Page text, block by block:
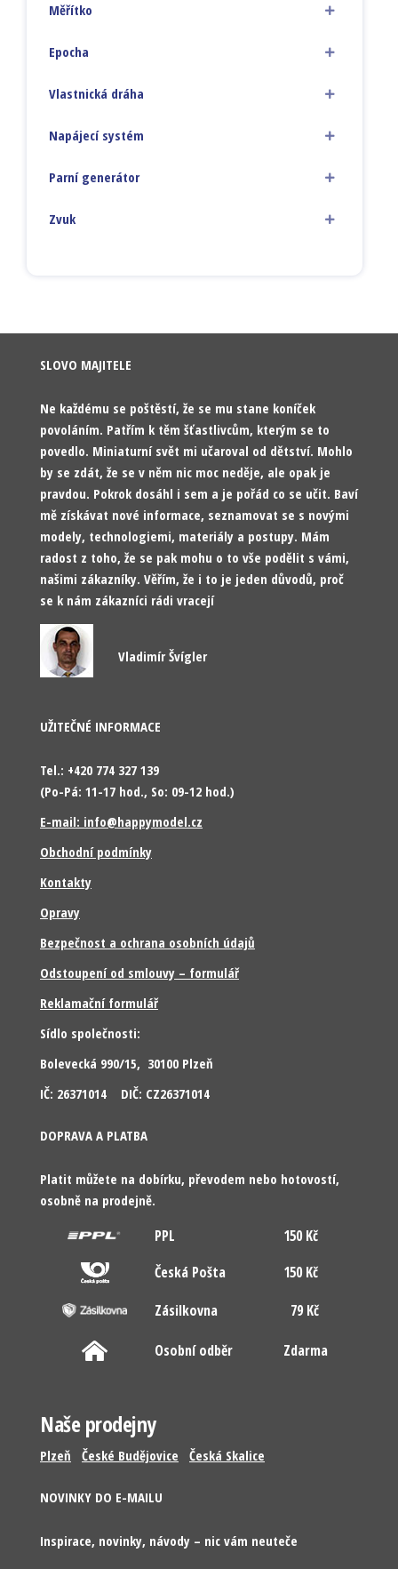
Měřítko
Epocha
Vlastnická dráha
Napájecí systém
Parní generátor
Zvuk
SLOVO MAJITELE
Ne každému se poštěstí, že se mu stane koníček
povoláním. Patřím k těm šťastlivcům, kterým se to
povedlo. Miniaturní svět mi učaroval od dětství. Mohlo
by se zdát, že se v něm nic moc neděje, ale opak je
pravdou. Pokrok dosáhl i sem a je pořád co se učit. Baví
mě získávat nové informace, seznamovat se s novými
modely, technologiemi, materiály a postupy. Mám
radost z toho, že se pak mohu o to vše podělit s vámi,
našimi zákazníky. Věřím, že i to je jeden důvodů, proč
se k nám zákazníci rádi vracejí
Vladimír Švígler
UŽITEČNÉ INFORMACE
Tel.: +420 774 327 139
(Po-Pá: 11-17 hod., So: 09-12 hod.)
E-mail: info@happymodel.cz
Obchodní podmínky
Kontakty
Opravy
Bezpečnost a ochrana osobních údajů
Odstoupení od smlouvy – formulář
Reklamační formulář
Sídlo společnosti:
Bolevecká 990/15, 30100 Plzeň
IČ: 26371014 DIČ: CZ26371014
DOPRAVA A PLATBA
Platit můžete na dobírku, převodem nebo hotovostí,
osobně na prodejně.
PPL
150 Kč
Česká Pošta
150 Kč
Zásilkovna
79 Kč
Osobní odběr Zdarma
Naše prodejny
Plzeň České Budějovice Česká Skalice
NOVINKY DO E-MAILU
Inspirace, novinky, návody – nic vám neuteče